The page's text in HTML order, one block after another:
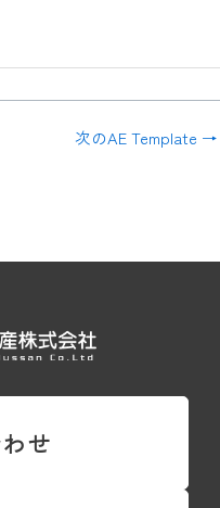
次のAE Template →
せ